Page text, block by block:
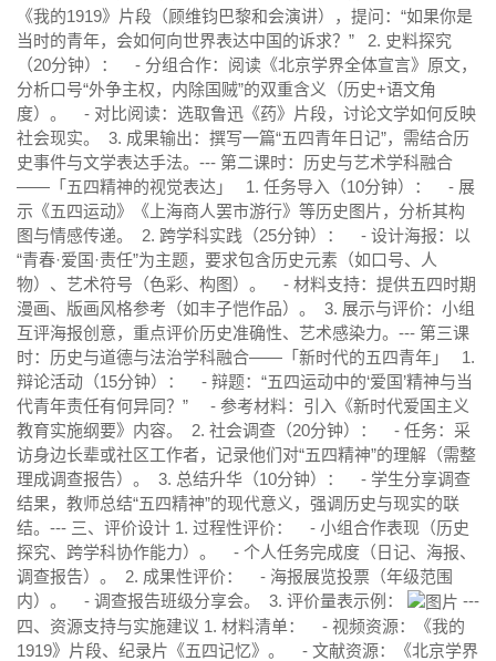
《我的1919》片段（顾维钧巴黎和会演讲），提问：“如果你是
当时的青年，会如何向世界表达中国的诉求？” 2. 史料探究
（20分钟）： - 分组合作：阅读《北京学界全体宣言》原文，
分析口号“外争主权，内除国贼”的双重含义（历史+语文角
度）。 - 对比阅读：选取鲁迅《药》片段，讨论文学如何反映
社会现实。 3. 成果输出：撰写一篇“五四青年日记”，需结合历
史事件与文学表达手法。--- 第二课时：历史与艺术学科融合
——「五四精神的视觉表达」 1. 任务导入（10分钟）： - 展
示《五四运动》《上海商人罢市游行》等历史图片，分析其构
图与情感传递。 2. 跨学科实践（25分钟）： - 设计海报：以
“青春·爱国·责任”为主题，要求包含历史元素（如口号、人
物）、艺术符号（色彩、构图）。 - 材料支持：提供五四时期
漫画、版画风格参考（如丰子恺作品）。 3. 展示与评价：小组
互评海报创意，重点评价历史准确性、艺术感染力。--- 第三课
时：历史与道德与法治学科融合——「新时代的五四青年」 1.
辩论活动（15分钟）： - 辩题：“五四运动中的‘爱国’精神与当
代青年责任有何异同？” - 参考材料：引入《新时代爱国主义
教育实施纲要》内容。 2. 社会调查（20分钟）： - 任务：采
访身边长辈或社区工作者，记录他们对“五四精神”的理解（需整
理成调查报告）。 3. 总结升华（10分钟）： - 学生分享调查
结果，教师总结“五四精神”的现代意义，强调历史与现实的联
结。--- 三、评价设计 1. 过程性评价： - 小组合作表现（历史
探究、跨学科协作能力）。 - 个人任务完成度（日记、海报、
调查报告）。 2. 成果性评价： - 海报展览投票（年级范围
内）。 - 调查报告班级分享会。 3. 评价量表示例：
---
四、资源支持与实施建议 1. 材料清单： - 视频资源：《我的
1919》片段、纪录片《五四记忆》。 - 文献资源：《北京学界